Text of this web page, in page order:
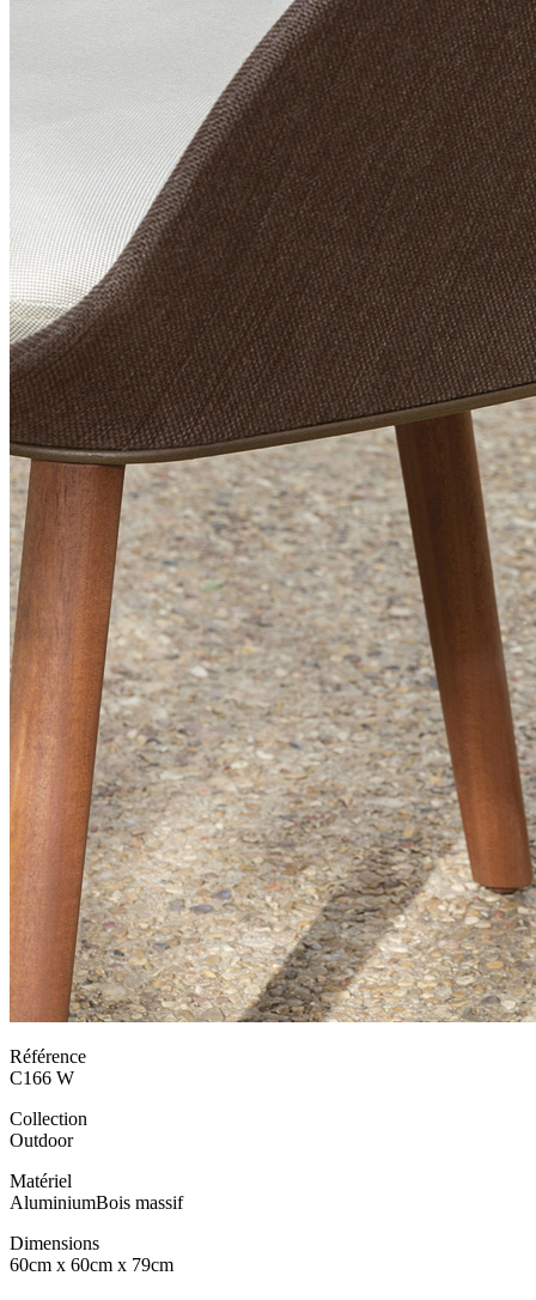
Référence
C166 W
Collection
Outdoor
Matériel
AluminiumBois massif
Dimensions
60cm x 60cm x 79cm